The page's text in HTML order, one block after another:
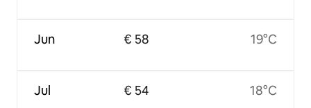
Jun
Jul
€ 58
€ 54
19°C
18°C